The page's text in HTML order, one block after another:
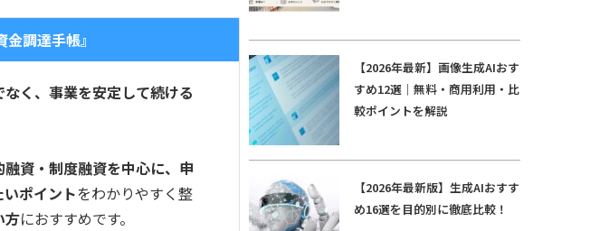
調達手帳』
く、事業を安定して続ける
融資・制度融資を中心に、申
ポイントをわかりやすく整
方におすすめです。
【2026年最新】画像生成AIおす
すめ12選｜無料・商用利用・比
較ポイントを解説
【2026年最新版】生成AIおすす
め16選を目的別に徹底比較！